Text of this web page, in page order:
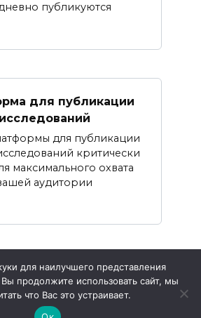
публикуются
для публикации
исследований
для публикации
критически
максимального охвата
аудитории
для наилучшего представления
продолжите использовать сайт, мы
что Вас это устраивает.